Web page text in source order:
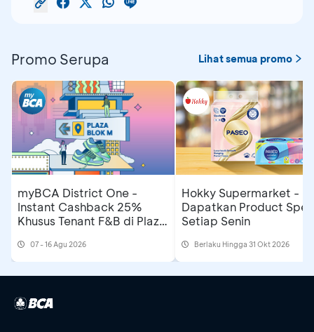
Promo Serupa Lihat semua promo
myBCA District One -
Instant Cashback 25%
Khusus Tenant F&B di Plaza
07 - 16 Agu 2026
Hokky Supermarket -
Dapatkan Product
Setiap Senin
Berlaku Hingga 31 Okt 2026